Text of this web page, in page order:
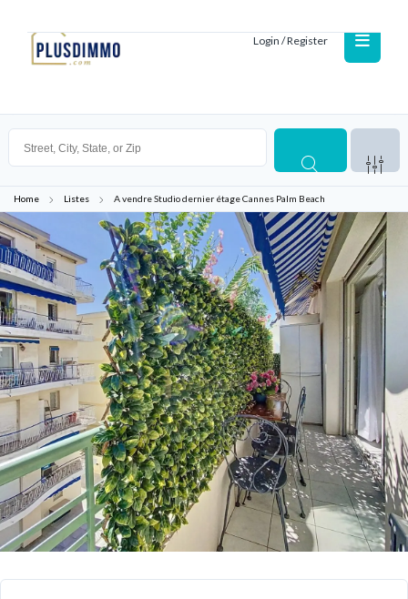
Login / Register
Home Listes A vendre Studio dernier étage Cannes Palm Beach